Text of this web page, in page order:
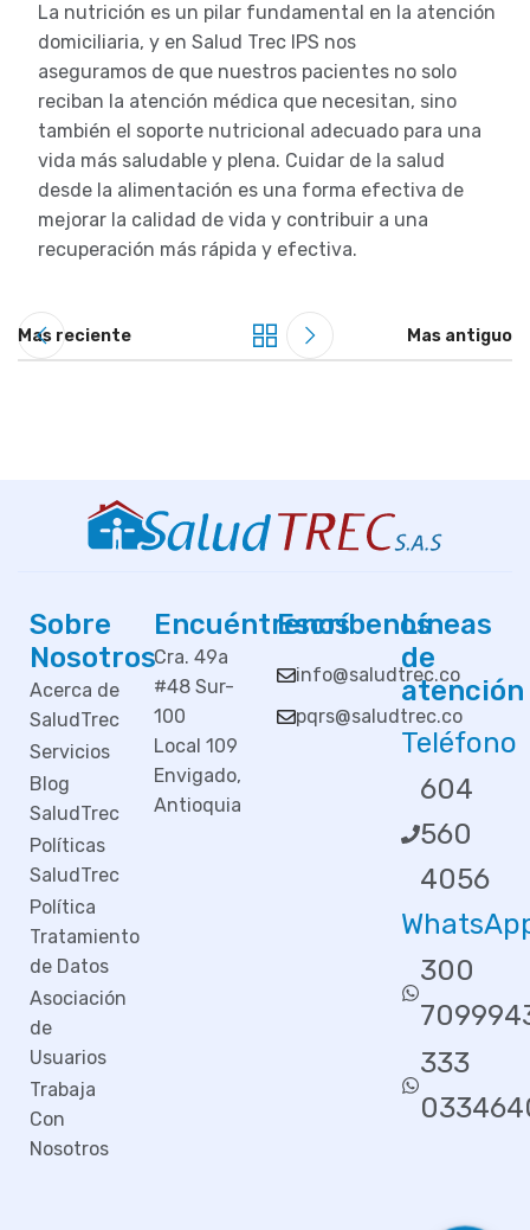
La nutrición es un pilar fundamental en la atención
domiciliaria, y en Salud Trec IPS nos
aseguramos de que nuestros pacientes no solo
reciban la atención médica que necesitan, sino
también el soporte nutricional adecuado para una
vida más saludable y plena. Cuidar de la salud
desde la alimentación es una forma efectiva de
mejorar la calidad de vida y contribuir a una
recuperación más rápida y efectiva.
Mas reciente Mas antiguo
Sobre
Nosotros
Acerca de
SaludTrec
Servicios
Blog
SaludTrec
Políticas
SaludTrec
Política
Tratamiento
de Datos
Asociación
de
Usuarios
Trabaja
Con
Nosotros
Encuéntrenos
Cra. 49a
#48 Sur-
100
Local 109
Envigado,
Antioquia
Escríbenos
info@saludtrec.co
pqrs@saludtrec.co
Líneas
de
atención
Teléfono
604
560
4056
300
333